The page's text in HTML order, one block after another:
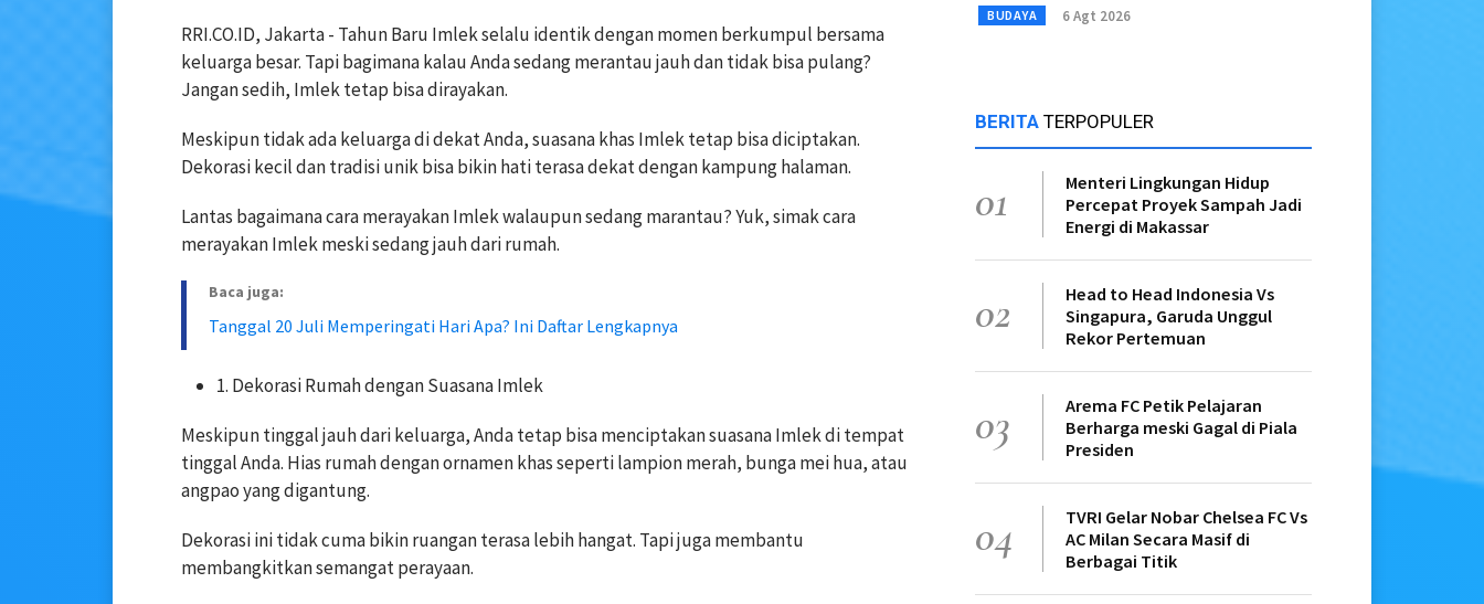
RRI.CO.ID, Jakarta - Tahun Baru Imlek selalu identik dengan momen berkumpul bersama
keluarga besar. Tapi bagimana kalau Anda sedang merantau jauh dan tidak bisa pulang?
Jangan sedih, Imlek tetap bisa dirayakan.
Meskipun tidak ada keluarga di dekat Anda, suasana khas Imlek tetap bisa diciptakan.
Dekorasi kecil dan tradisi unik bisa bikin hati terasa dekat dengan kampung halaman.
Lantas bagaimana cara merayakan Imlek walaupun sedang marantau? Yuk, simak cara
merayakan Imlek meski sedang jauh dari rumah.
Baca juga:
Tanggal 20 Juli Memperingati Hari Apa? Ini Daftar Lengkapnya
1. Dekorasi Rumah dengan Suasana Imlek
Meskipun tinggal jauh dari keluarga, Anda tetap bisa menciptakan suasana Imlek di tempat
tinggal Anda. Hias rumah dengan ornamen khas seperti lampion merah, bunga mei hua, atau
angpao yang digantung.
Dekorasi ini tidak cuma bikin ruangan terasa lebih hangat. Tapi juga membantu
membangkitkan semangat perayaan.
BUDAYA 6 Agt 2026
BERITA TERPOPULER
01
Menteri Lingkungan Hidup
Percepat Proyek Sampah Jadi
Energi di Makassar
02
Head to Head Indonesia Vs
Singapura, Garuda Unggul
Rekor Pertemuan
03
Arema FC Petik Pelajaran
Berharga meski Gagal di Piala
Presiden
04
TVRI Gelar Nobar Chelsea FC Vs
AC Milan Secara Masif di
Berbagai Titik